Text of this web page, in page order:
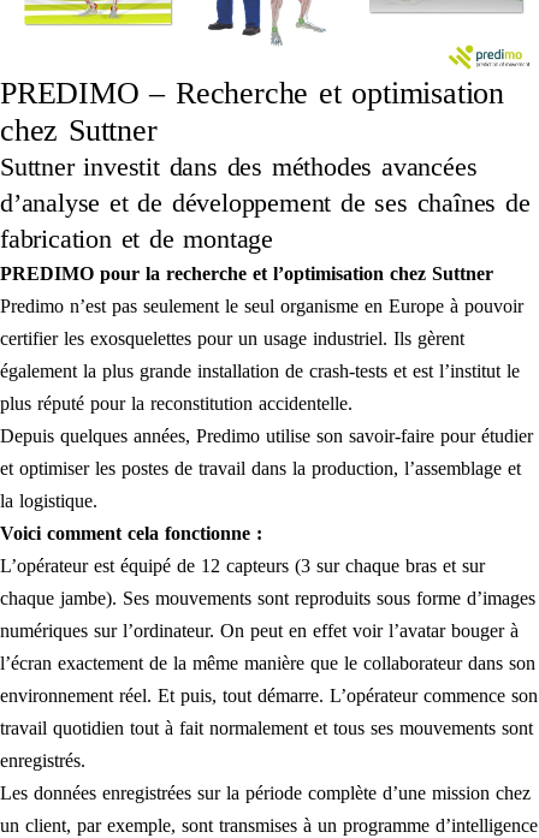
PREDIMO – Recherche et optimisation
chez Suttner
Suttner investit dans des méthodes avancées
d’analyse et de développement de ses chaînes de
fabrication et de montage
PREDIMO pour la recherche et l’optimisation chez Suttner
Predimo n’est pas seulement le seul organisme en Europe à pouvoir
certifier les exosquelettes pour un usage industriel. Ils gèrent
également la plus grande installation de crash-tests et est l’institut le
plus réputé pour la reconstitution accidentelle.
Depuis quelques années, Predimo utilise son savoir-faire pour étudier
et optimiser les postes de travail dans la production, l’assemblage et
la logistique.
Voici comment cela fonctionne :
L’opérateur est équipé de 12 capteurs (3 sur chaque bras et sur
chaque jambe). Ses mouvements sont reproduits sous forme d’images
numériques sur l’ordinateur. On peut en effet voir l’avatar bouger à
l’écran exactement de la même manière que le collaborateur dans son
environnement réel. Et puis, tout démarre. L’opérateur commence son
travail quotidien tout à fait normalement et tous ses mouvements sont
enregistrés.
Les données enregistrées sur la période complète d’une mission chez
un client, par exemple, sont transmises à un programme d’intelligence